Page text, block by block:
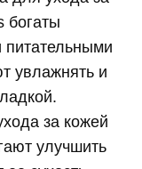
богаты
увлажнять и
за кожей
улучшить